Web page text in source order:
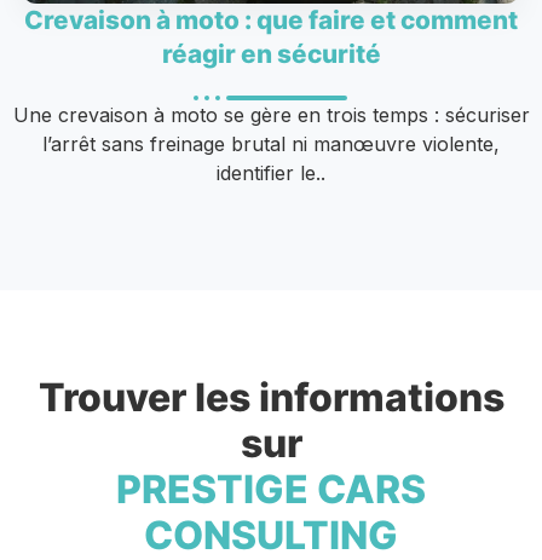
Crevaison à moto : que faire et comment
réagir en sécurité
Une crevaison à moto se gère en trois temps : sécuriser
l’arrêt sans freinage brutal ni manœuvre violente,
identifier le..
Trouver les informations
sur
PRESTIGE CARS
CONSULTING